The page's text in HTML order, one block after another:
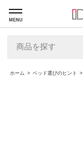
MENU
ホーム ベッド選びのヒント